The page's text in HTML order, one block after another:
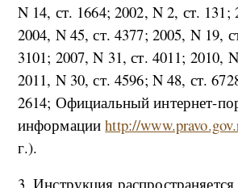
N 14, ст. 1664; 2002, N 2, ст. 131;
2004, N 45, ст. 4377; 2005, N 19,
3101; 2007, N 31, ст. 4011; 2010,
2011, N 30, ст. 4596; N 48, ст.
2614; Официальный интернет-
информацииhttp://
г.).
3. Инструкция